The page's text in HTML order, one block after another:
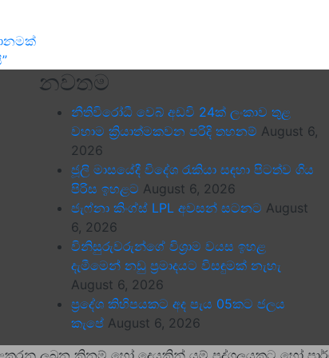
නවතම
නීතිවිරෝධී වෙබ් අඩවි 24ක් ලංකාව තුළ
වහාම ක්‍රියාත්මකවන පරිදි තහනම් August 6,
2026
ජූලි මාසයේදී විදේශ රැකියා සඳහා පිටත්ව ගිය
පිරිස ඉහළට August 6, 2026
ජැෆ්නා කිංග්ස් LPL අවසන් සටනට August
6, 2026
විනිසුරුවරුන්ගේ විශ්‍රාම වයස ඉහළ
දැමීමෙන් නඩු ප්‍රමාදයට විසඳුමක් නැහැ
August 6, 2026
ප්‍රදේශ කිහිපයකට අද පැය 05කට ජලය
කැපේ August 6, 2026
පළකරනු ලබන කිනම් හෝ දෙයකින් යම් පුද්ගලයකුට හෝ